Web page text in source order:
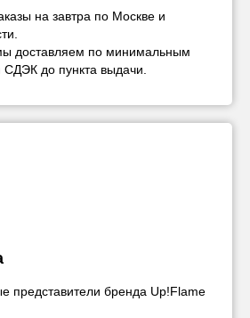
на завтра по Москве и
доставляем по минимальным
до пункта выдачи.
представители бренда Up!Flame